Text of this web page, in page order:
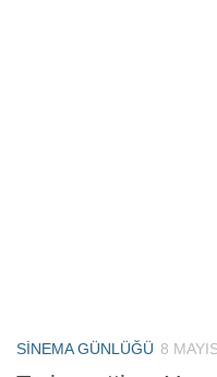
SINEMA GÜNLÜĞÜ 8